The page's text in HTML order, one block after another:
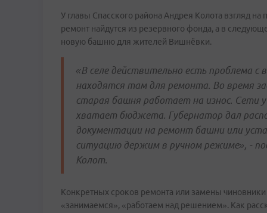
У главы Спасского района Андрея Колота взгляд
ремонт найдутся из резервного фонда, а в
новую башню для жителей Вишнёвки.
«В селе действительно есть проблема
находятся там для ремонта. Во время
старая башня работает на износ. Сети
хватает бюджета. Губернатор дал
документации на ремонт башни или
ситуацию держим в ручном режиме», -
Колот.
Конкретных сроков ремонта или замены
«занимаемся», «работаем над решением». Как